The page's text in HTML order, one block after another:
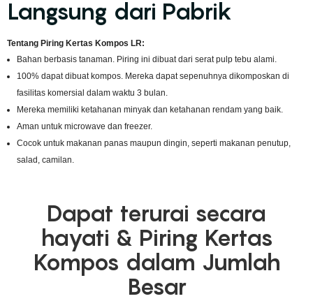
Langsung dari Pabrik
Tentang Piring Kertas Kompos LR:
Bahan berbasis tanaman. Piring ini dibuat dari serat pulp tebu alami.
100% dapat dibuat kompos. Mereka dapat sepenuhnya dikomposkan di
fasilitas komersial dalam waktu 3 bulan.
Mereka memiliki ketahanan minyak dan ketahanan rendam yang baik.
Aman untuk microwave dan freezer.
Cocok untuk makanan panas maupun dingin, seperti makanan penutup,
salad, camilan.
Dapat terurai secara
hayati & Piring Kertas
Kompos dalam Jumlah
Besar